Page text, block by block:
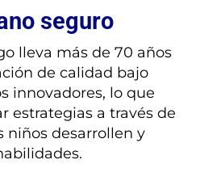
seguro
lleva más de 70 años
de calidad bajo
innovadores, lo que
estrategias a través de
niños desarrollen y